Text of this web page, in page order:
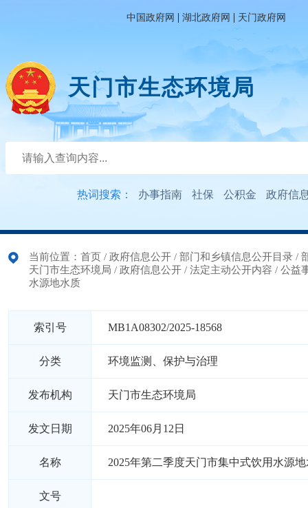
中国政府网 | 湖北政府网 | 天门政府网
天门市生态环境局
热词搜索： 办事指南 社保 公积金 政府信
当前位置： 首页 / 政府信息公开 / 部门和乡镇信息公开目录 /
天门市生态环境局 / 政府信息公开 / 法定主动公开内容 / 公益
水源地水质
索引号 MB1A08302/2025-18568
分类 环境监测、保护与治理
发布机构 天门市生态环境局
发文日期 2025年06月12日
名称 2025年第二季度天门市集中式饮用水源
文号